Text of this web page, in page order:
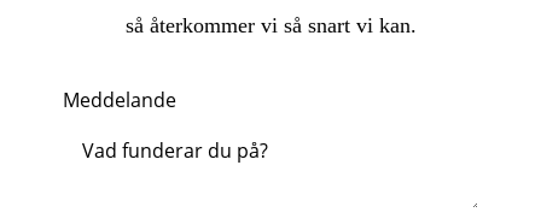
så återkommer vi så snart vi kan.
Meddelande